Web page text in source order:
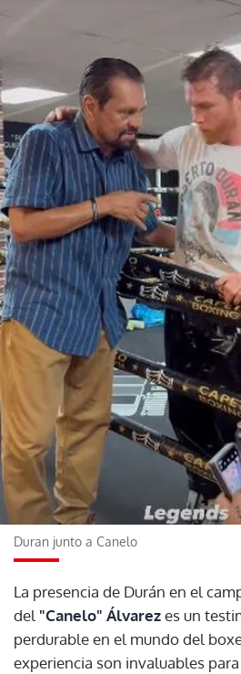
Duran junto a Canelo
La presencia de Durán en el
del "Canelo" Álvarezes un
perdurable en el mundo del
experiencia son invaluables